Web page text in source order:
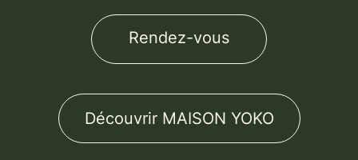
Rendez-vous
Découvrir MAISON YOKO